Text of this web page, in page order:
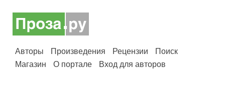
Авторы Произведения Рецензии
Поиск
Магазин
О портале Вход для авторов